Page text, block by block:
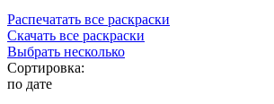
Распечатать все раскраски
Скачать все раскраски
Выбрать несколько
Сортировка:
по дате